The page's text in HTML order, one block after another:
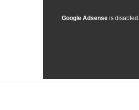
Google Adsense is disabled.